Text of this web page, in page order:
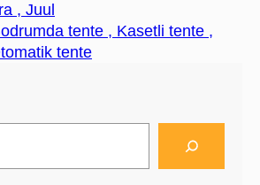
, Juul
tente , Kasetli tente ,
tente